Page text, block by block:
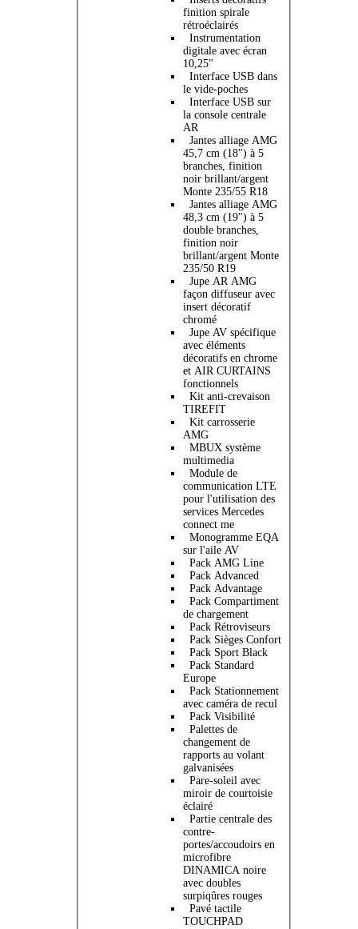
finition spirale
rétroéclairés
Instrumentation
digitale avec écran
10,25"
Interface USB dans
le vide-poches
Interface USB sur
la console centrale
AR
Jantes alliage AMG
45,7 cm (18") à 5
branches, finition
noir brillant/argent
Monte 235/55 R18
Jantes alliage AMG
48,3 cm (19") à 5
double branches,
finition noir
brillant/argent Monte
235/50 R19
Jupe AR AMG
façon diffuseur avec
insert décoratif
chromé
Jupe AV spécifique
avec éléments
décoratifs en chrome
et AIR CURTAINS
fonctionnels
Kit anti-crevaison
TIREFIT
Kit carrosserie
AMG
MBUX système
multimedia
Module de
communication LTE
pour l'utilisation des
services Mercedes
connect me
Monogramme EQA
sur l'aile AV
Pack AMG Line
Pack Advanced
Pack Advantage
Pack Compartiment
de chargement
Pack Rétroviseurs
Pack Sièges Confort
Pack Sport Black
Pack Standard
Europe
Pack Stationnement
avec caméra de recul
Pack Visibilité
Palettes de
changement de
rapports au volant
galvanisées
Pare-soleil avec
miroir de courtoisie
éclairé
Partie centrale des
contre-
portes/accoudoirs en
microfibre
DINAMICA noire
avec doubles
surpiqûres rouges
Pavé tactile
TOUCHPAD